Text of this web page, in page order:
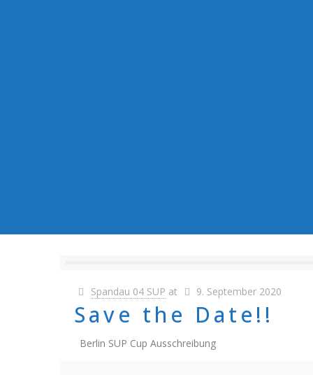
Spandau 04 SUP at 9. September 2020
Save the Date!!
Berlin SUP Cup Ausschreibung